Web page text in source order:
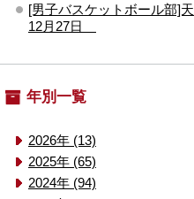
[男子バスケットボール部]
12月27日
年別一覧
2026年 (13)
2025年 (65)
2024年 (94)